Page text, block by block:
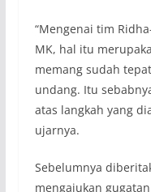
“Mengenai tim
MK, hal itu
memang sudah
undang. Itu
atas langkah yang
ujarnya.
Sebelumnya
mengajukan